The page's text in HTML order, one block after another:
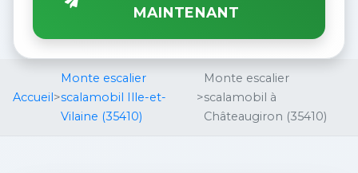
MAINTENANT
Accueil >
Monte escalier
scalamobil Ille-et-
Vilaine (35410)
>
Monte escalier
scalamobil à
Châteaugiron (35410)